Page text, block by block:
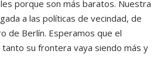
porque son más baratos. Nuestra
a las políticas de vecindad, de
de Berlín. Esperamos que el
su frontera vaya siendo más y